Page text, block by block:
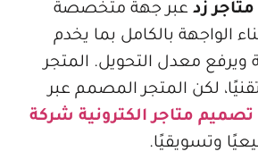
جهة متخصصة
بالكامل بما يخدم
التحويل. المتجر
المصمم عبر
الكترونية شركة